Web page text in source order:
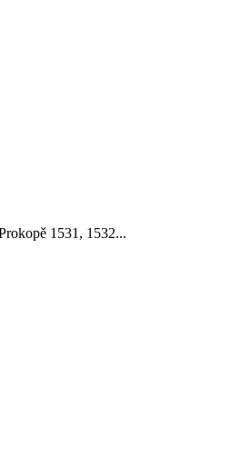
1531, 1532...